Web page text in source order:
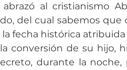
al cristianismo
del cual sabemos
fecha histórica
conversión de su hijo,
durante la